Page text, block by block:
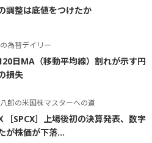
調整は底値をつけたか
為替デイリー
日MA（移動平均線）割れが示す円
損失
郎の米国株マスターへの道
［SPCX］上場後初の決算発表、数字
が株価が下落...